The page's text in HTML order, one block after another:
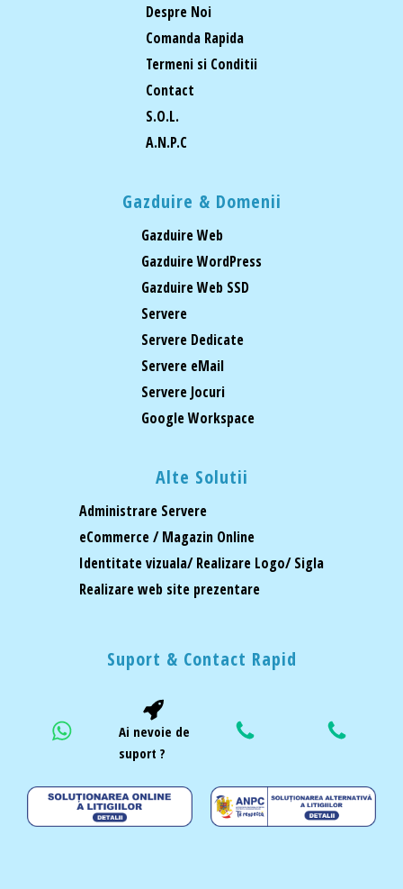
Despre Noi
Comanda Rapida
Termeni si Conditii
Contact
S.O.L.
A.N.P.C
Gazduire & Domenii
Gazduire Web
Gazduire WordPress
Gazduire Web SSD
Servere
Servere Dedicate
Servere eMail
Servere Jocuri
Google Workspace
Alte Solutii
Administrare Servere
eCommerce / Magazin Online
Identitate vizuala/ Realizare Logo/ Sigla
Realizare web site prezentare
Suport & Contact Rapid
Ai nevoie de
suport ?